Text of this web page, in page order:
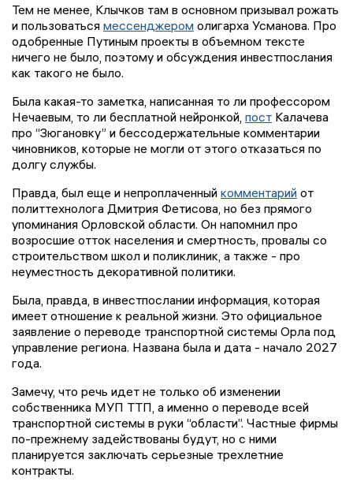
Тем не менее, Клычков там в основном призывал рожать
и пользоваться мессенджером олигарха Усманова. Про
одобренные Путиным проекты в объемном тексте
ничего не было, поэтому и обсуждения инвестпослания
как такого не было.
Была какая-то заметка, написанная то ли профессором
Нечаевым, то ли бесплатной нейронкой, пост Калачева
про “Зюгановку” и бессодержательные комментарии
чиновников, которые не могли от этого отказаться по
долгу службы.
Правда, был еще и непроплаченный комментарий от
политтехнолога Дмитрия Фетисова, но без прямого
упоминания Орловской области. Он напомнил про
возросшие отток населения и смертность, провалы со
строительством школ и поликлиник, а также - про
неуместность декоративной политики.
Была, правда, в инвестпослании информация, которая
имеет отношение к реальной жизни. Это официальное
заявление о переводе транспортной системы Орла под
управление региона. Названа была и дата - начало 2027
года.
Замечу, что речь идет не только об изменении
собственника МУП ТТП, а именно о переводе всей
транспортной системы в руки “области”. Частные фирмы
по-прежнему задействованы будут, но с ними
планируется заключать серьезные трехлетние
контракты.